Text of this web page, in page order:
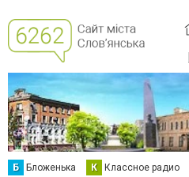
Б Бложенька К Классное радио